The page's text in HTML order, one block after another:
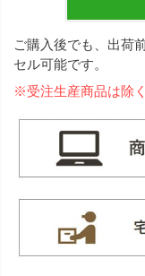
ご購入後でも、出荷
セル可能です。
※受注生産商品は除く